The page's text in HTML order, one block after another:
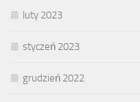
luty 2023
styczeń 2023
grudzień 2022